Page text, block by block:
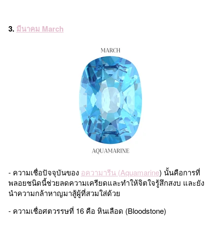
3. มีนาคม March
- ความเชื่อปัจจุบันของ อความารีน (Aquamarine) นั้นคือการที่
พลอยชนิดนี้ช่วยลดความเครียดและทำให้จิตใจรู้สึกสงบ และยัง
นำความกล้าหาญมาสู้ผู้ที่สวมใส่ด้วย
- ความเชื่อศตวรรษที่ 16 คือ หินเลือด (Bloodstone)